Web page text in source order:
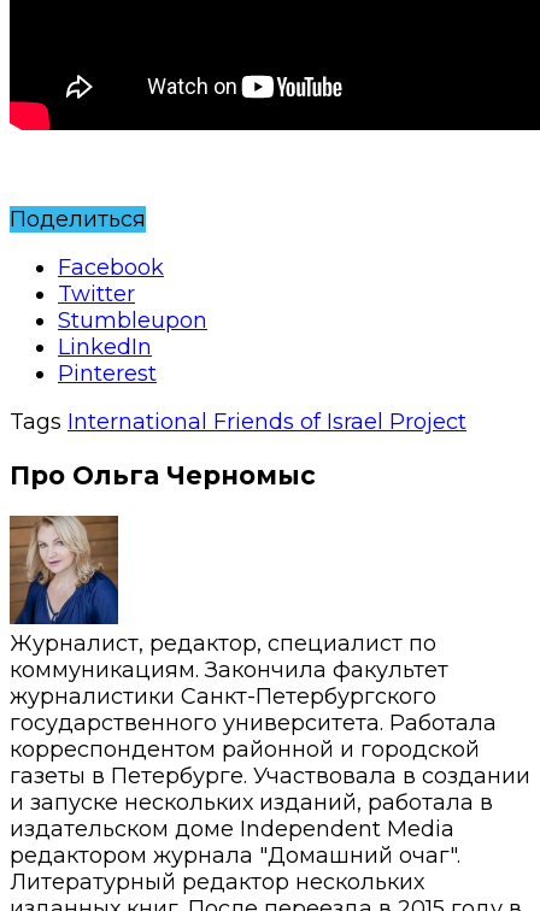
Поделиться
Facebook
Twitter
Stumbleupon
LinkedIn
Pinterest
Tags International Friends of Israel Project
Про Ольга Черномыс
Журналист, редактор, специалист по
коммуникациям. Закончила факультет
журналистики Санкт-Петербургского
государственного университета. Работала
корреспондентом районной и городской
газеты в Петербурге. Участвовала в создании
и запуске нескольких изданий, работала в
издательском доме Independent Media
редактором журнала "Домашний очаг".
Литературный редактор нескольких